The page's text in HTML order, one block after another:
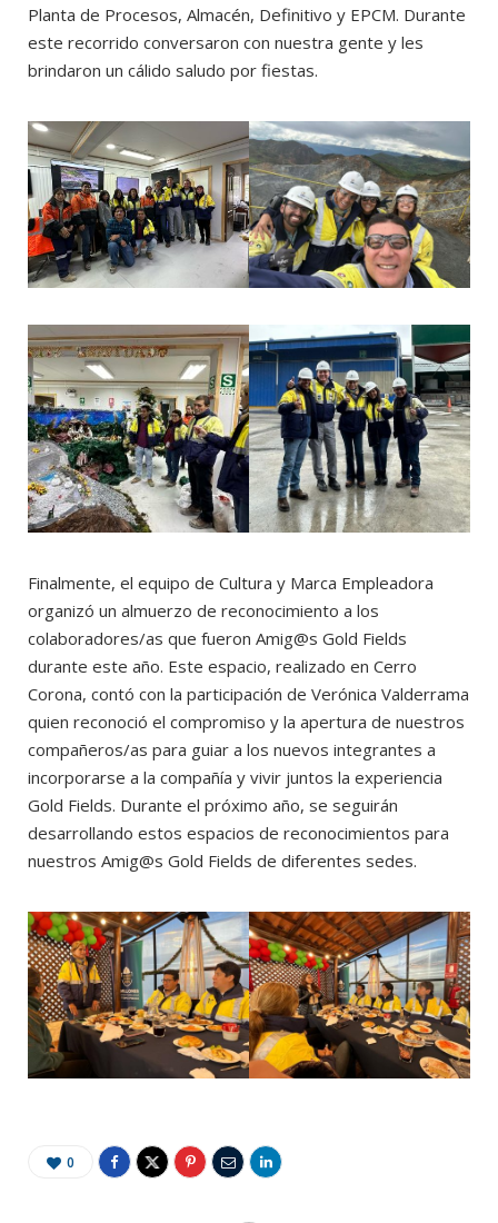
Planta de Procesos, Almacén, Definitivo y EPCM. Durante
este recorrido conversaron con nuestra gente y les
brindaron un cálido saludo por fiestas.
Finalmente, el equipo de Cultura y Marca Empleadora
organizó un almuerzo de reconocimiento a los
colaboradores/as que fueron Amig@s Gold Fields
durante este año. Este espacio, realizado en Cerro
Corona, contó con la participación de Verónica Valderrama
quien reconoció el compromiso y la apertura de nuestros
compañeros/as para guiar a los nuevos integrantes a
incorporarse a la compañía y vivir juntos la experiencia
Gold Fields. Durante el próximo año, se seguirán
desarrollando estos espacios de reconocimientos para
nuestros Amig@s Gold Fields de diferentes sedes.
0